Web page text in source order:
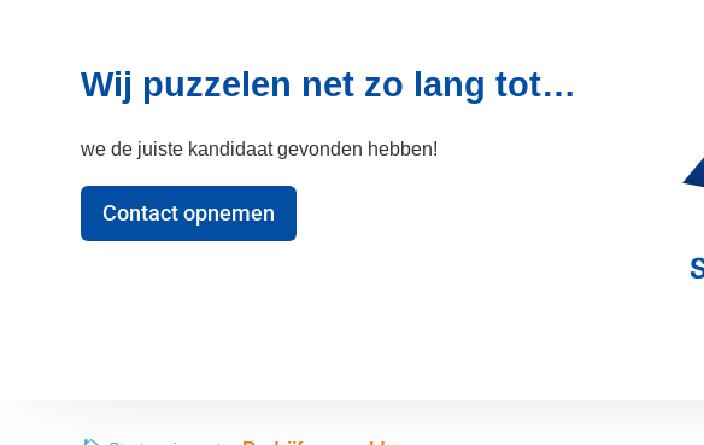
Wij puzzelen net zo lang tot…
we de juiste kandidaat gevonden hebben!
Contact opnemen